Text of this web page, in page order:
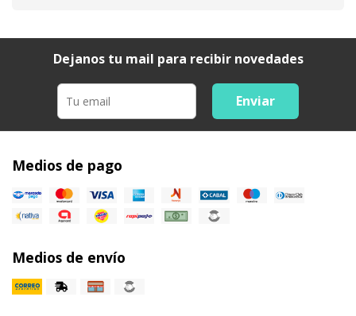
Dejanos tu mail para recibir novedades
Enviar
Medios de pago
Medios de envío